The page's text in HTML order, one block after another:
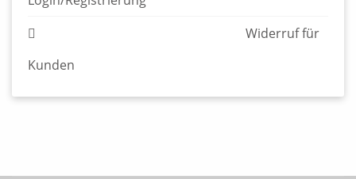
© 2026 Edition Alfons - Verlag für Graphische Literatur